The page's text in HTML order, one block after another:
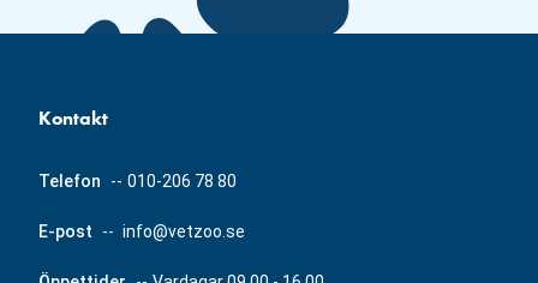
Kontakt
Telefon -- 010-206 78 80
E-post -- info@vetzoo.se